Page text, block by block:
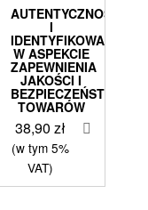
AUTENTYCZNOŚĆ
I
IDENTYFIKOWALNOŚĆ
W ASPEKCIE
ZAPEWNIENIA
JAKOŚCI I
BEZPIECZEŃSTWA
TOWARÓW
38,90 zł
(w tym 5%
VAT)